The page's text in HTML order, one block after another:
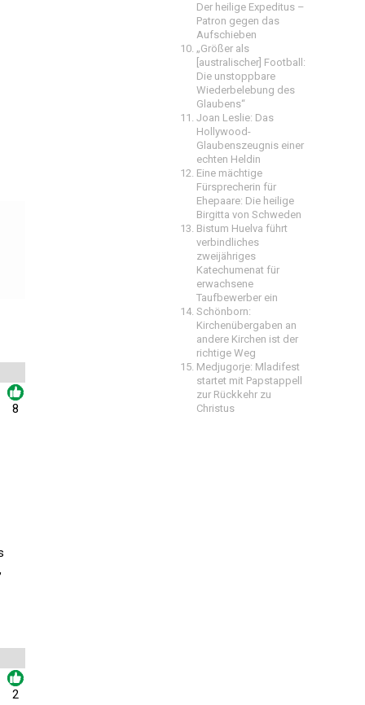
8
2
Der heilige Expeditus –
Patron gegen das
Aufschieben
„Größer als
[australischer] Football:
Die unstoppbare
Wiederbelebung des
Glaubens“
Joan Leslie: Das
Hollywood-
Glaubenszeugnis einer
echten Heldin
Eine mächtige
Fürsprecherin für
Ehepaare: Die heilige
Birgitta von Schweden
Bistum Huelva führt
verbindliches
zweijähriges
Katechumenat für
erwachsene
Taufbewerber ein
Schönborn:
Kirchenübergaben an
andere Kirchen ist der
richtige Weg
Medjugorje: Mladifest
startet mit Papstappell
zur Rückkehr zu
Christus